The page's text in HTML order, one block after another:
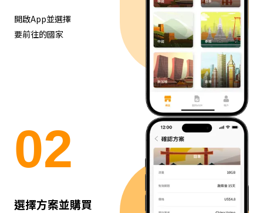
開啟App並選擇
要前往的國家
02
選擇方案並購買